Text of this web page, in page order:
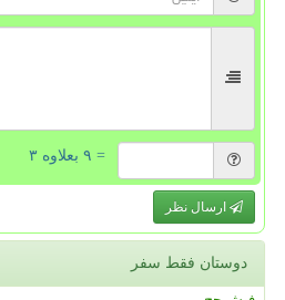
= ۹ بعلاوه ۳
ارسال نظر
دوستان فقط سفر